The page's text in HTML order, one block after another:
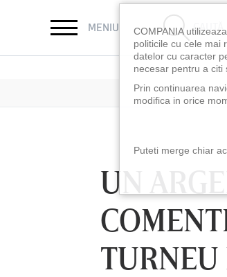
MENIU CAUTĂ
UN
COMPANIA
politicile cu cele mai
datelor cu caracter
necesar pentru a citi
Prin continuarea
modifica in orice
Puteti merge chiar